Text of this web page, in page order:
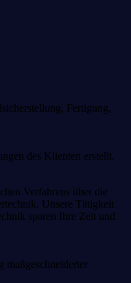
Fertigung,
des Klienten erstellt.
Verfahrens über die
Unsere Tätigkeit
sparen Ihre Zeit und
maßgeschneiderter